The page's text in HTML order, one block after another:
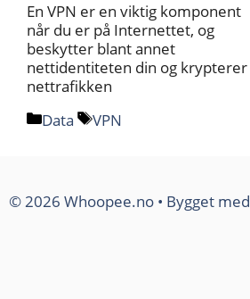
En VPN er en viktig komponent
når du er på Internettet, og
beskytter blant annet
nettidentiteten din og krypterer
nettrafikken
Kategorier
Data Stikkord
VPN
© 2026 Whoopee.no • Bygget med